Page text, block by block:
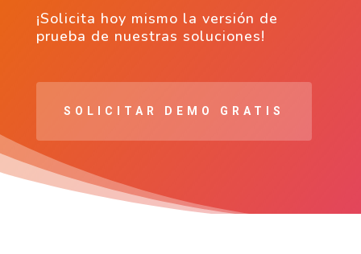
¡Solicita hoy mismo la versión de
prueba de nuestras soluciones!
SOLICITAR DEMO GRATIS